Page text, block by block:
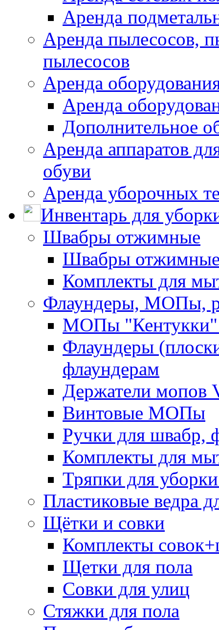
Аренда
Аренда пылесосов,
пылесосов
Аренда
Аренда
Дополнительное
Аренда аппаратов
обуви
Аренда уборочных
Инвентарь для
Швабры отжимные
Швабры
Комплекты для
Флаундеры, МОПы,
МОПы "Кентукки"
Флаундеры
флаундерам
Держатели мопов
Винтовые МОПы
Ручки для швабр,
Комплекты для
Тряпки для
Пластиковые ведра
Щётки и совки
Комплекты
Щетки для пола
Совки для улиц
Стяжки для пола